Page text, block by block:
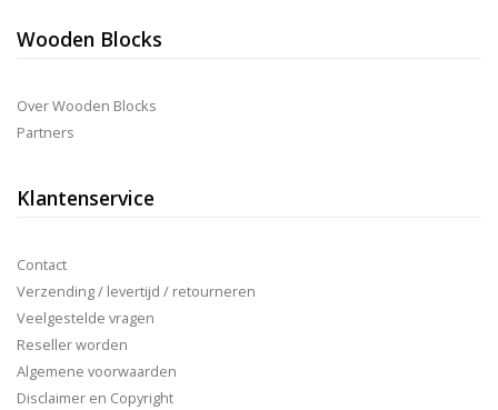
Wooden Blocks
Over Wooden Blocks
Partners
Klantenservice
Contact
Verzending / levertijd / retourneren
Veelgestelde vragen
Reseller worden
Algemene voorwaarden
Disclaimer en Copyright